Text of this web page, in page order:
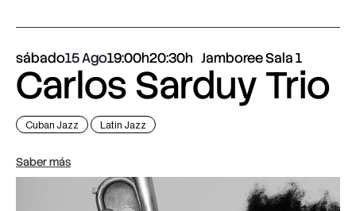
sábado15 Ago19:00h20:30h Jamboree Sala 1
Carlos Sarduy Trio
Cuban Jazz Latin Jazz
Saber más